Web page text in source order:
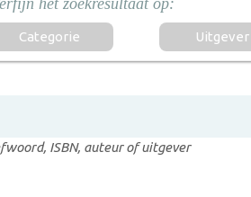
Categorie Uitgever
ISBN, auteur of uitgever